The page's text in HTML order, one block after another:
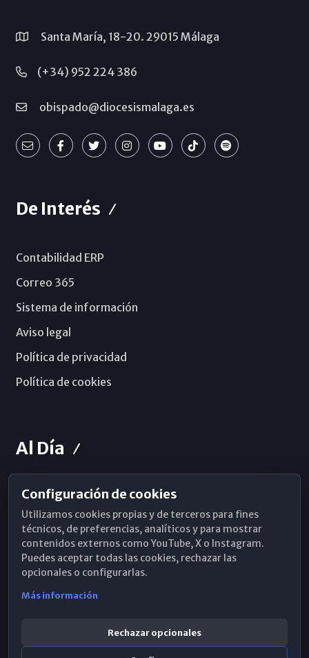
Santa María, 18-20. 29015 Málaga
(+34) 952 224 386
obispado@diocesismalaga.es
De Interés
Contabilidad ERP
Correo 365
Sistema de información
Aviso legal
Política de privacidad
Política de cookies
Al Día
Horarios de Misa
Hemeroteca
WhatsApp
Configuración de cookies
Utilizamos cookies propias y de terceros para fines
técnicos, de preferencias, analíticos y para mostrar
contenidos externos como YouTube, X o Instagram.
Puedes aceptar todas las cookies, rechazar las
opcionales o configurarlas.
Más información
Rechazar opcionales